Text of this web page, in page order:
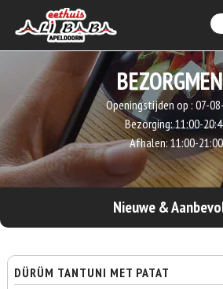
Openingstijden op : 07-
Bezorging:11:00-
Afhalen:11:00-21:00
Nieuwe &
DÜRÜM TANTUNI MET PATAT